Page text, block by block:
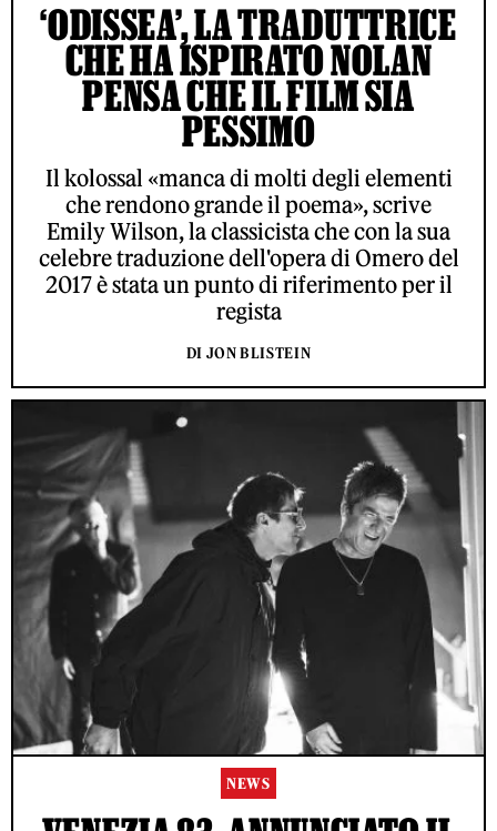
‘ODISSEA’, LA TRADUTTRICE
CHE HA ISPIRATO NOLAN
PENSA CHE IL FILM SIA
PESSIMO
Il kolossal «manca di molti degli elementi
che rendono grande il poema», scrive
Emily Wilson, la classicista che con la sua
celebre traduzione dell'opera di Omero del
2017 è stata un punto di riferimento per il
regista
DI JON BLISTEIN
NEWS